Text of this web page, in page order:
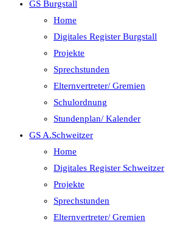
GS Burgstall
Home
Digitales Register Burgstall
Projekte
Sprechstunden
Elternvertreter/ Gremien
Schulordnung
Stundenplan/ Kalender
GS A.Schweitzer
Home
Digitales Register Schweitzer
Projekte
Sprechstunden
Elternvertreter/ Gremien